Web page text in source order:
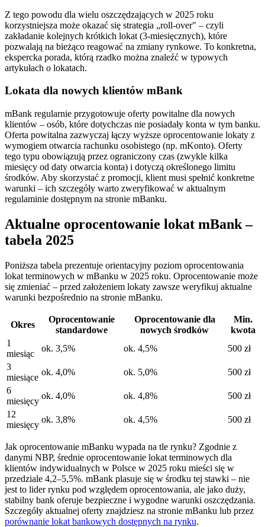
Z tego powodu dla wielu oszczędzających w 2025 roku
korzystniejsza może okazać się strategia „roll-over" – czyli
zakładanie kolejnych krótkich lokat (3-miesięcznych), które
pozwalają na bieżąco reagować na zmiany rynkowe. To konkretna,
ekspercka porada, którą rzadko można znaleźć w typowych
artykułach o lokatach.
Lokata dla nowych klientów mBank
mBank regularnie przygotowuje oferty powitalne dla nowych
klientów – osób, które dotychczas nie posiadały konta w tym banku.
Oferta powitalna zazwyczaj łączy wyższe oprocentowanie lokaty z
wymogiem otwarcia rachunku osobistego (np. mKonto). Oferty
tego typu obowiązują przez ograniczony czas (zwykle kilka
miesięcy od daty otwarcia konta) i dotyczą określonego limitu
środków. Aby skorzystać z promocji, klient musi spełnić konkretne
warunki – ich szczegóły warto zweryfikować w aktualnym
regulaminie dostępnym na stronie mBanku.
Aktualne oprocentowanie lokat mBank –
tabela 2025
Poniższa tabela prezentuje orientacyjny poziom oprocentowania
lokat terminowych w mBanku w 2025 roku. Oprocentowanie może
się zmieniać – przed założeniem lokaty zawsze weryfikuj aktualne
warunki bezpośrednio na stronie mBanku.
Okres
Oprocentowanie
standardowe
Oprocentowanie dla
nowych środków
Min.
kwota
1
miesiąc
ok. 3,5% ok. 4,5%
500 zł
3
miesiące
ok. 4,0% ok. 5,0%
500 zł
6
miesięcy
ok. 4,0% ok. 4,8%
500 zł
12
miesięcy
ok. 3,8% ok. 4,5% 500 zł
Jak oprocentowanie mBanku wypada na tle rynku? Zgodnie z
danymi NBP, średnie oprocentowanie lokat terminowych dla
klientów indywidualnych w Polsce w 2025 roku mieści się w
przedziale 4,2–5,5%. mBank plasuje się w środku tej stawki – nie
jest to lider rynku pod względem oprocentowania, ale jako duży,
stabilny bank oferuje bezpieczne i wygodne warunki oszczędzania.
Szczegóły aktualnej oferty znajdziesz na stronie mBanku lub przez
porównanie lokat bankowych dostępnych na rynku.